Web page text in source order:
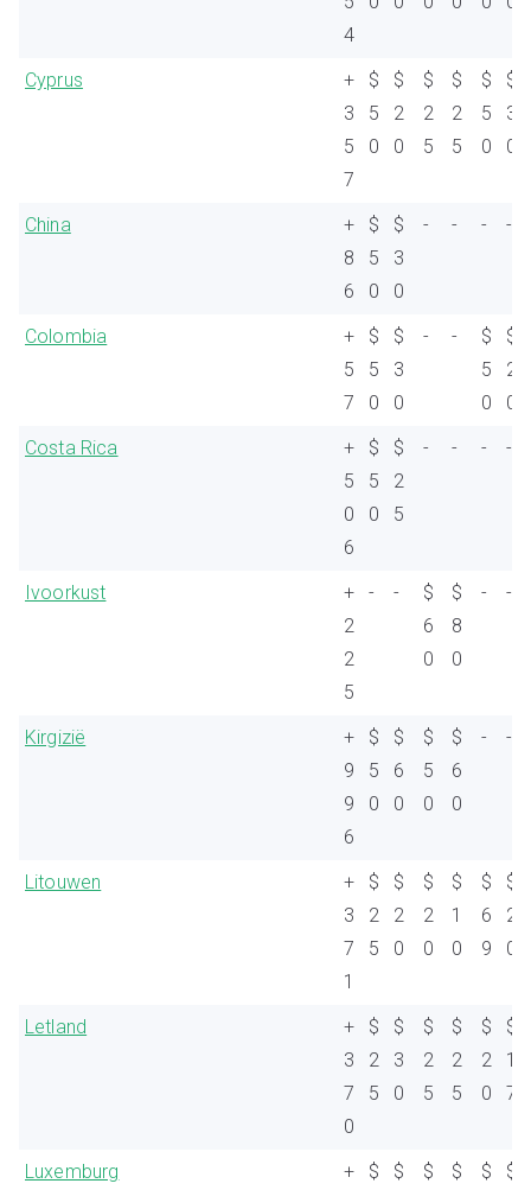
4
Cyprus
+
3
5
7
$
5
0
$
2
0
$
2
5
$
2
5
$
5
0
$
3
0
China
+
8
6
$
5
0
$
3
0
- - - -
Colombia
+
5
7
$
5
0
$
3
0
- -
$
5
0
$
2
0
Costa Rica
+
5
0
6
$
5
0
$
2
5
- - - -
Ivoorkust
+
2
2
5
- -
$
6
0
$
8
0
- -
Kirgizië
+
9
9
6
$
5
0
$
6
0
$
5
0
$
6
0
- -
Litouwen
+
3
7
1
$
2
5
$
2
0
$
2
0
$
1
0
$
6
9
$
2
0
Letland
+
3
7
0
$
2
5
$
3
0
$
2
5
$
2
5
$
2
0
$
1
7
Luxemburg
+
$
$
$
$
$
$